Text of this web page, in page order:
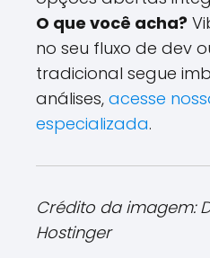
O que você acha?
no seu fluxo de dev
tradicional segue
análises, acesse
especializada.
Crédito da imagem:
Hostinger